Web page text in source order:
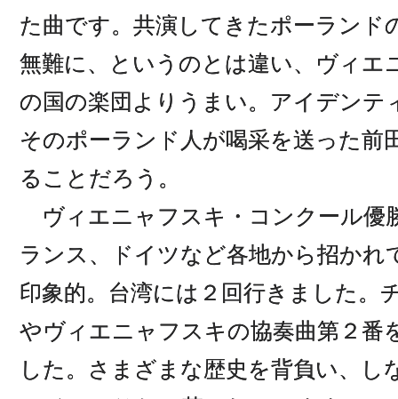
た曲です。共演してきたポーランド
無難に、というのとは違い、ヴィエ
の国の楽団よりうまい。アイデンテ
そのポーランド人が喝采を送った前
ることだろう。
ヴィエニャフスキ・コンクール優
ランス、ドイツなど各地から招かれ
印象的。台湾には２回行きました。
やヴィエニャフスキの協奏曲第２番
した。さまざまな歴史を背負い、し